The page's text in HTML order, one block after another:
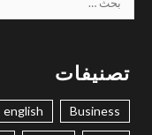
عن:
تصنيفات
Business
english